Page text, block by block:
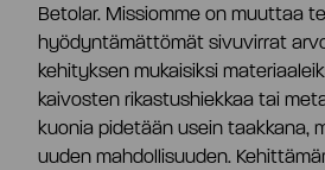
Palkitseminen
Riskienhallinta
Betolar. Missiomme on muuttaa
hyödyntämättömät sivuvirrat
kehityksen mukaisiksi
kaivosten rikastushiekkaa tai
kuonia pidetään usein taakkana,
uuden mahdollisuuden.